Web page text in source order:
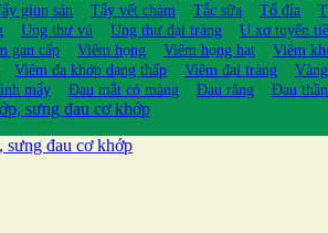
giun sán Tẩy vết chàm Tắc sữa Tổ đỉa
Ung thư vú Ung thư đại tràng U xơ tuyến
gan cấp Viêm họng Viêm họng hạt Viêm
Viêm đa khớp dạng thấp Viêm đại tràng
mẩy Đau mắt có màng Đau răng Đau
sưng đau cơ khớp